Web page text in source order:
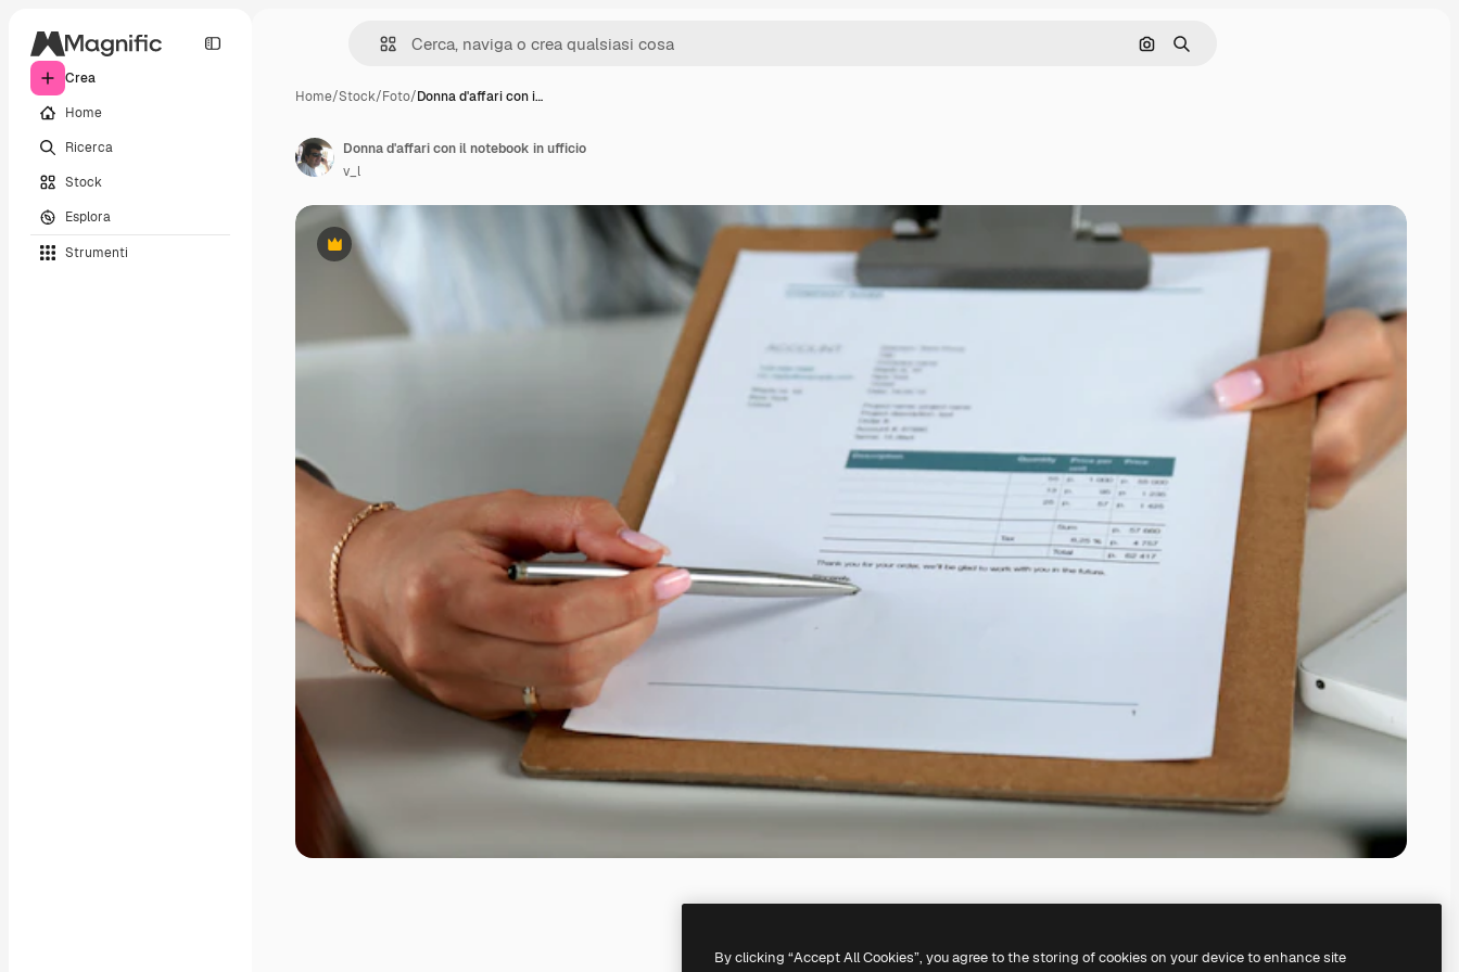
Crea
Home
Ricerca
Stock
Esplora
Strumenti
Cerca per immagine
Ricerca
Home/Stock/Foto/Donna d'affari con i…
Premium
Donna d'affari con il notebook in ufficio
v_l
By clicking “Accept All Cookies”, you agree to the storing of cookies on your device to enhance site